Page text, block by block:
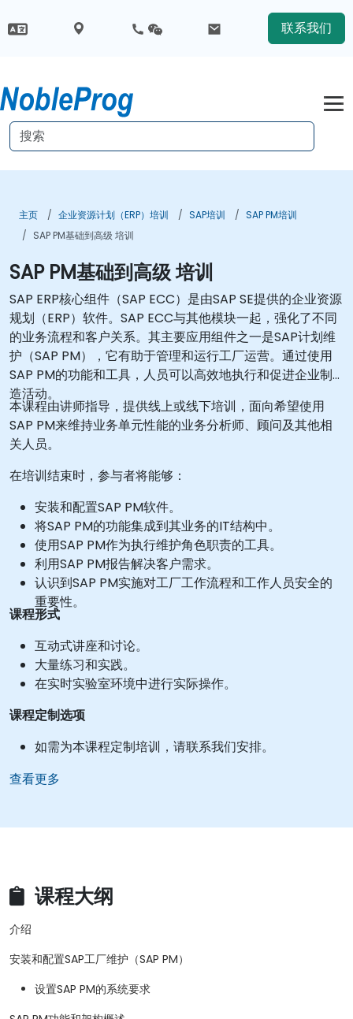
联系我们
主页 企业资源计划（ERP）培训 SAP培训
SAP PM培训
SAP PM基础到高级 培训
SAP PM基础到高级 培训
SAP ERP核心组件（SAP ECC）是由SAP SE提供的企业资源
规划（ERP）软件。SAP ECC与其他模块一起，强化了不同
的业务流程和客户关系。其主要应用组件之一是SAP计划维
护（SAP PM），它有助于管理和运行工厂运营。通过使用
SAP PM的功能和工具，人员可以高效地执行和促进企业制
造活动。
本课程由讲师指导，提供线上或线下培训，面向希望使用
SAP PM来维持业务单元性能的业务分析师、顾问及其他相
关人员。
在培训结束时，参与者将能够：
安装和配置SAP PM软件。
将SAP PM的功能集成到其业务的IT结构中。
使用SAP PM作为执行维护角色职责的工具。
利用SAP PM报告解决客户需求。
认识到SAP PM实施对工厂工作流程和工作人员安全的
重要性。
课程形式
互动式讲座和讨论。
大量练习和实践。
在实时实验室环境中进行实际操作。
课程定制选项
如需为本课程定制培训，请联系我们安排。
查看更多
课程大纲
介绍
安装和配置SAP工厂维护（SAP PM）
设置SAP PM的系统要求